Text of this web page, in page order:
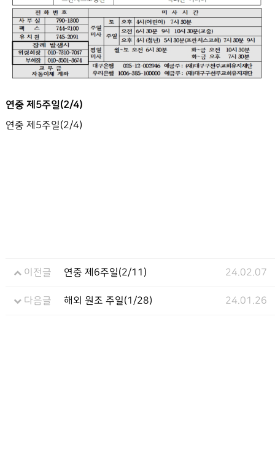
연중 제5주일(2/4)
연중 제5주일(2/4)
이전글 연중 제6주일(2/11) 24.02.07
다음글 해외 원조 주일(1/28) 24.01.26